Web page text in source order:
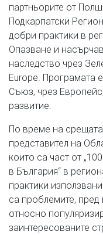
партньорите от
Подкарпатски
добри практики в
Опазване и
наследство чрез
Europe. Програмата
Съюз, чрез
развитие.
По време на
представител на
които са част от
в България“ в
практики
са проблемите,
относно
заинтересованите